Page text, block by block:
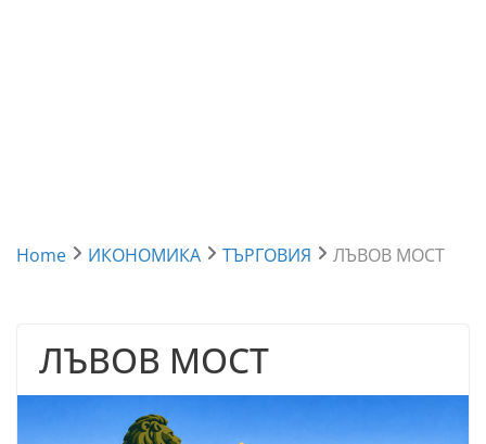
Home ИКОНОМИКА ТЪРГОВИЯ ЛЪВОВ МОСТ
ЛЪВОВ МОСТ